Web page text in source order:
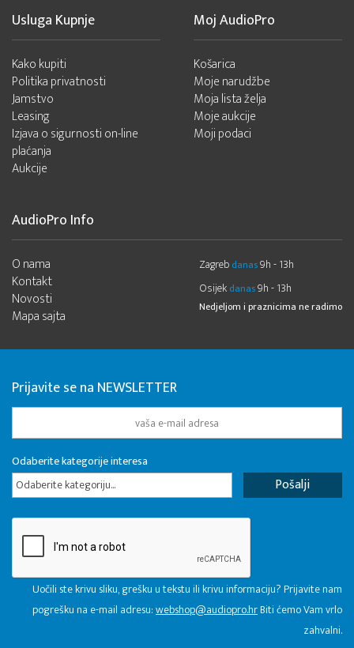
Usluga Kupnje
Kako kupiti
Politika privatnosti
Jamstvo
Leasing
Izjava o sigurnosti on-line
plaćanja
Aukcije
Moj AudioPro
Košarica
Moje narudžbe
Moja lista želja
Moje aukcije
Moji podaci
AudioPro Info
O nama
Kontakt
Novosti
Mapa sajta
Zagreb danas9h - 13h
Osijek danas9h - 13h
Nedjeljom i praznicima ne radimo
Prijavite se na NEWSLETTER
Odaberite kategorije interesa
Odaberite kategoriju...
Uočili ste krivu sliku, grešku u tekstu ili krivu informaciju? Prijavite nam
pogrešku na e-mail adresu:webshop@audiopro.hrBiti ćemo Vam vrlo
zahvalni.